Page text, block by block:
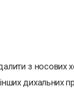
з носових
дихальних